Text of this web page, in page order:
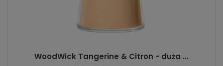
WoodWick Tangerine & Citron - duża ...